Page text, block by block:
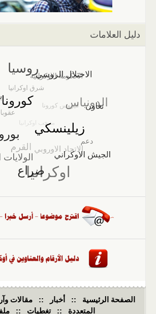
دليل العلامات
الصفحة الرئيسية :: أخبار :: مقالات
المتعددة
:: تغطيات ::